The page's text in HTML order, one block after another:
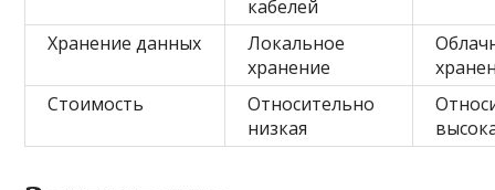
кабелей
Хранение данных
Локальное
хранение
Стоимость
Относительно
низкая